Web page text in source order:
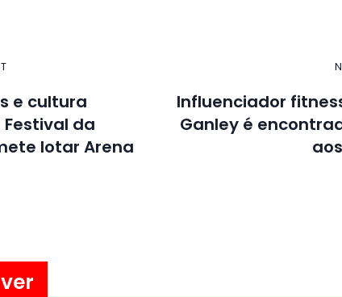
e cultura
da
lotar Arena
Influenciador
Ganley é